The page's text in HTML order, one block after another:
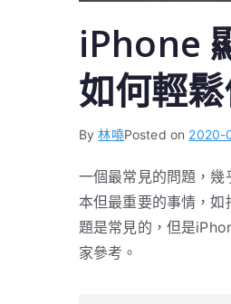
iPhone
如何輕
By林嘵Posted on 2020-
一個最常見的問題，
本但最重要的事情，
題是常見的，但是
家參考。